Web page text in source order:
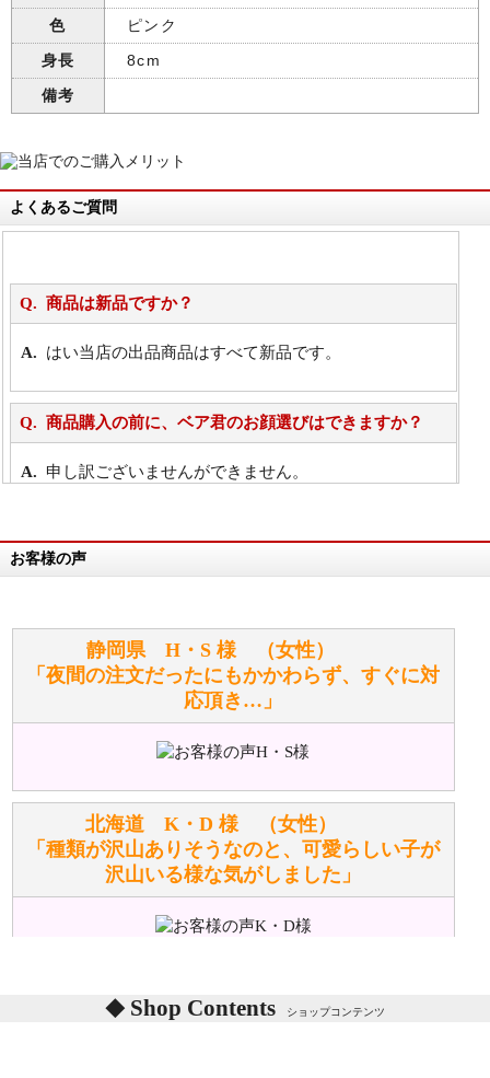
色
ピンク
身長
8cm
備考
よくあるご質問
商品は新品ですか？
はい当店の出品商品はすべて新品です。
商品購入の前に、ベア君のお顔選びはできますか？
申し訳ございませんができません。
万が一欲しい商品が見つからない場合は、探して取り
お任せください！それは当店が謡っています「おも
てなしの心」で対応させていただきます。
シュタイフのぬいぐるみは洗濯できますか？ ぬいぐ
るみのお手入れ方法を教えてください。
詳しくはこちら をご覧ください。
ぬいぐるみの耳に付いているボタンやタグに、何か意
味などがありますか？
詳しくはこちらをご覧ください。
お客様の声
静岡県 H・S 様 （女性）
「夜間の注文だったにもかかわらず、すぐに対
応頂き…」
北海道 K・D 様 （女性）
「種類が沢山ありそうなのと、可愛らしい子が
沢山いる様な気がしました」
東京都 M・K 様 （女性）
「対応はどちらも丁寧でした。値段と他の融通
Shop Contents ショップコンテンツ